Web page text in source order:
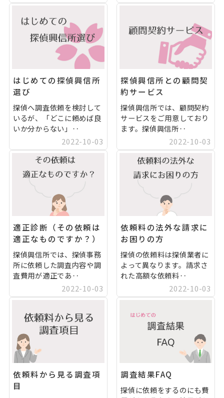
はじめての探偵興信所
選び
探偵へ調査依頼を検討して
いるが、「どこに頼めば良
いか分からない」‥
2022-10-03
探偵興信所との顧問契
約サービス
探偵興信所では、顧問契約
サービスをご用意しており
ます。探偵興信所‥
2022-10-03
適正診断（その依頼は
適正なものですか？）
探偵興信所では、探偵事務
所に依頼した調査内容や調
査費用が適正であ‥
2022-10-03
依頼料の法外な請求に
お困りの方
探偵の依頼料は探偵業者に
よって異なります。請求さ
れた高額な依頼料‥
2022-10-03
依頼料から見る調査項
目
調査結果FAQ
探偵に依頼をするのにも費